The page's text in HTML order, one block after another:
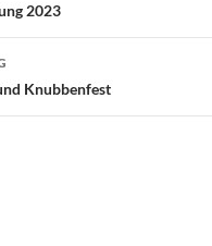
2023
Knubbenfest